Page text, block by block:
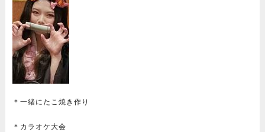
＊一緒にたこ焼き作り
＊カラオケ大会